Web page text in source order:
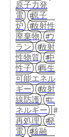
原子力発
電
原子
炉
放射性
廃棄物
ウ
ラン
放射
性物質
中
性子
再生
可能エネル
ギー
放射
線防護
エ
ネルギー
再処理
発
電
核融